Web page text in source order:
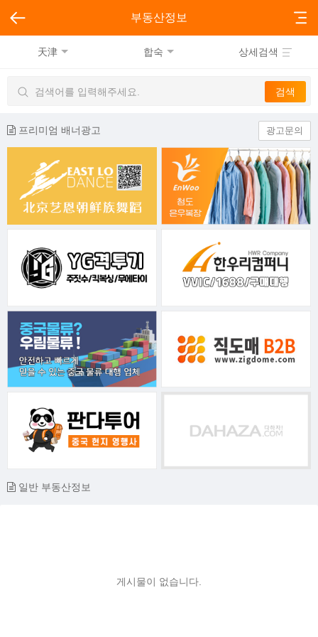
부동산정보
天津 합숙 상세검색
프리미엄 배너광고 광고문의
일반 부동산정보
게시물이 없습니다.